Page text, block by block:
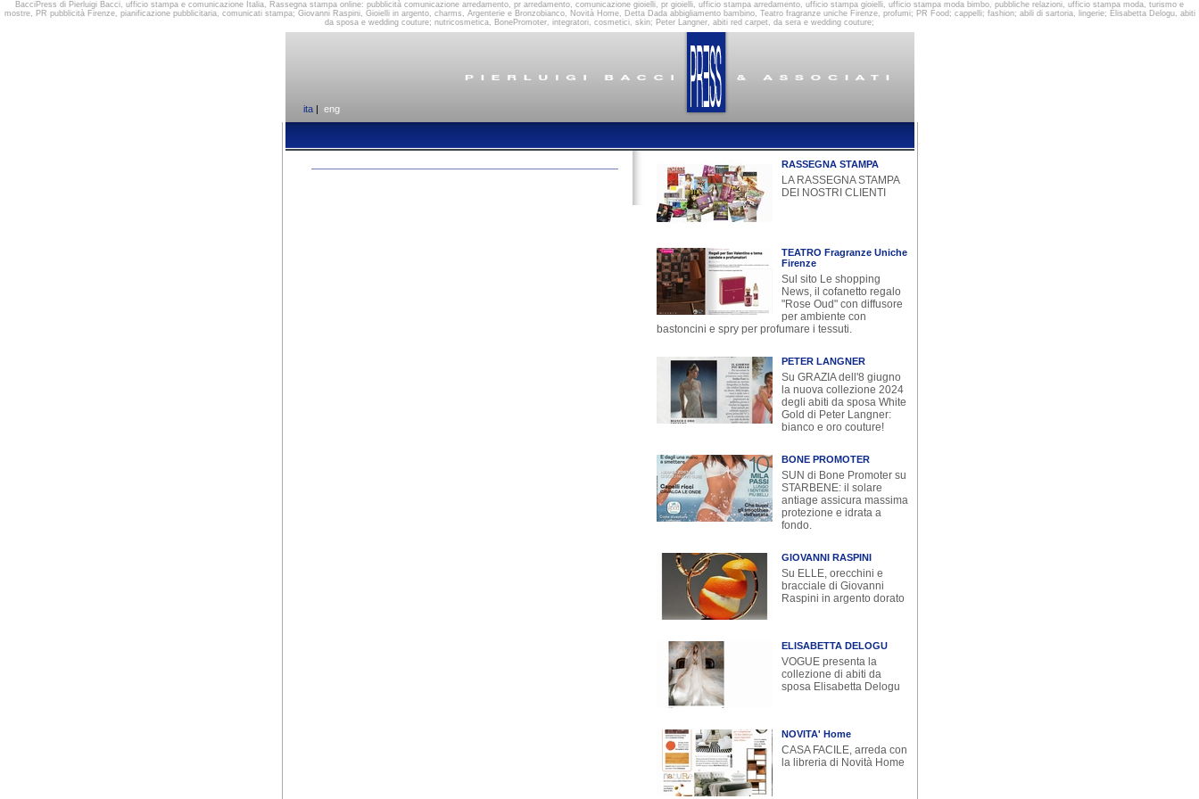
BacciPress di Pierluigi Bacci, ufficio stampa e comunicazione Italia, Rassegna stampa online: pubblicità comunicazione arredamento, pr arredamento, comunicazione gioielli, pr gioielli, ufficio stampa arredamento, ufficio stampa gioielli, ufficio stampa moda bimbo, pubbliche relazioni, ufficio stampa moda, turismo e
mostre, PR pubblicità Firenze, pianificazione pubblicitaria, comunicati stampa; Giovanni Raspini, Gioielli in argento, charms, Argenterie e Bronzobianco, Novità Home, Detta Dada abbigliamento bambino, Teatro fragranze uniche Firenze, profumi; PR Food; cappelli; fashion; abili di sartoria, lingerie; Elisabetta Delogu, abiti
da sposa e wedding couture; nutricosmetica, BonePromoter, integratori, cosmetici, skin; Peter Langner, abiti red carpet, da sera e wedding couture;
ita| eng
RASSEGNA STAMPA
LA RASSEGNA STAMPA
DEI NOSTRI CLIENTI
TEATRO Fragranze Uniche
Firenze
Sul sito Le shopping
News, il cofanetto regalo
"Rose Oud" con diffusore
per ambiente con
bastoncini e spry per profumare i tessuti.
PETER LANGNER
Su GRAZIA dell'8 giugno
la nuova collezione 2024
degli abiti da sposa White
Gold di Peter Langner:
bianco e oro couture!
BONE PROMOTER
SUN di Bone Promoter su
STARBENE: il solare
antiage assicura massima
protezione e idrata a
fondo.
GIOVANNI RASPINI
Su ELLE, orecchini e
bracciale di Giovanni
Raspini in argento dorato
ELISABETTA DELOGU
VOGUE presenta la
collezione di abiti da
sposa Elisabetta Delogu
NOVITA' Home
CASA FACILE, arreda con
la libreria di Novità Home